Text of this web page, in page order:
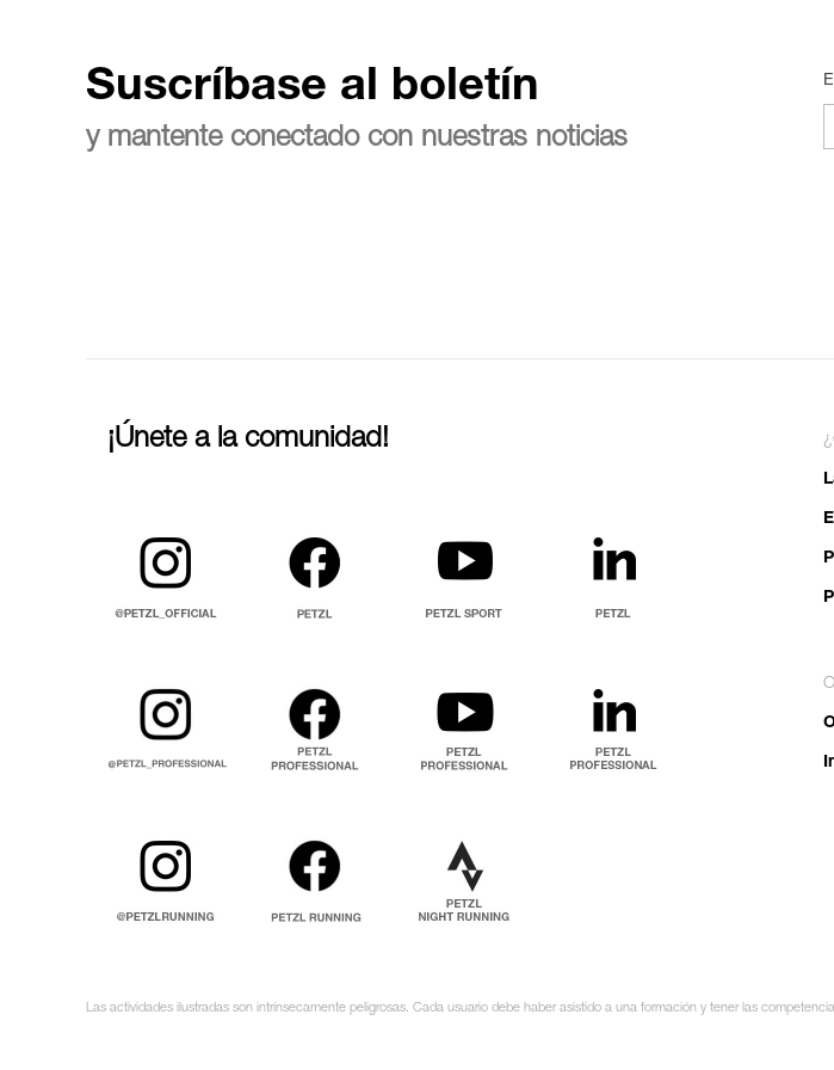
Suscríbase al boletín
y mantente conectado con nuestras noticias
¡Únete a la comunidad!
Las actividades ilustradas son intrínsecamente peligrosas. Cada usuario debe haber asistido a una formación y tener las